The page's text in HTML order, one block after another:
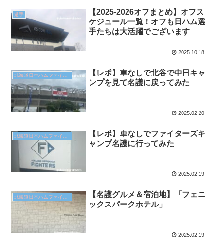
選手
【2025-2026オフまとめ】オフス
ケジュール一覧！オフも日ハム選
手たちは大活躍でございます
2025.10.18
【レポ】車なしで北谷で中日キャ
ンプを見て名護に戻ってみた
2025.02.20
【レポ】車なしでファイターズキ
ャンプ名護に行ってみた
2025.02.19
【名護グルメ＆宿泊地】「フェニ
ックスパークホテル」
2025.02.19